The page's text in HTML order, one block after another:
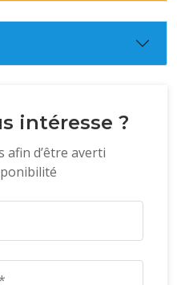
intéresse ?
afin d’être averti